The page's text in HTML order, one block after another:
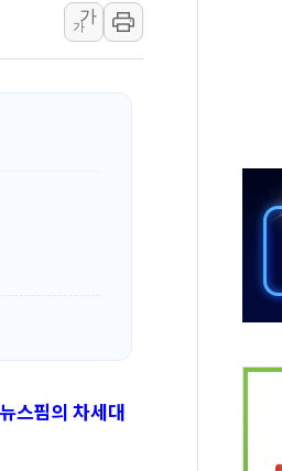
다…'자율규제단체' 타진
민석 '재역전' vs 정청래 '격차 확대'
가
가
스핌의 차세대